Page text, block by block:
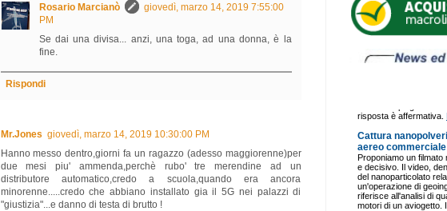
Rosario Marcianò
giovedì, marzo 14, 2019 7:55:00
PM
Se dai una divisa... anzi, una toga, ad una donna, è la
fine.
Rispondi
Mr.Jones giovedì, marzo 14, 2019 10:30:00 PM
Hanno messo dentro,giorni fa un ragazzo (adesso maggiorenne)per
due mesi piu' ammenda,perchè rubo' tre merendine ad un
distributore automatico,credo a scuola,quando era ancora
minorenne.....credo che abbiano installato gia il 5G nei palazzi di
"giustizia"...e danno di testa di brutto !